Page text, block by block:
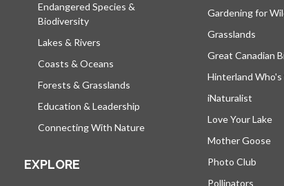
Endangered Species &
Biodiversity
Lakes & Rivers
Coasts & Oceans
Forests & Grasslands
Education & Leadership
Connecting With Nature
EXPLORE
Gardening for
Grasslands
Great Canadian
Hinterland Who's
iNaturalist
Love Your Lake
Mother Goose
Photo Club
Pollinators